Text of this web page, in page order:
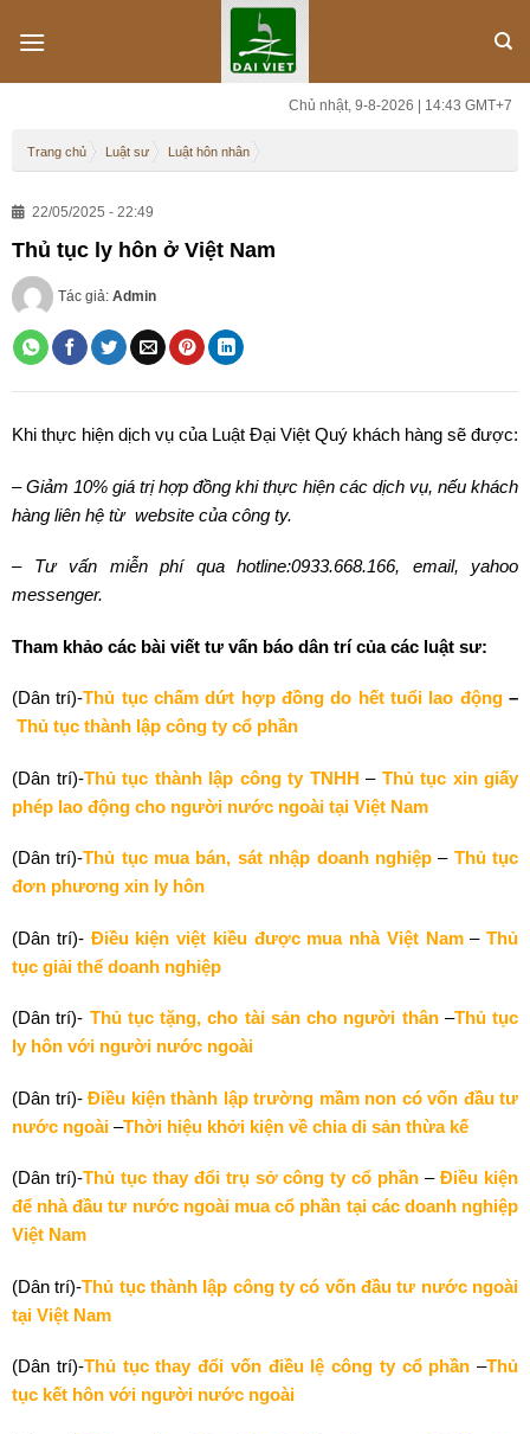
Chủ nhật, 9-8-2026 | 14:43 GMT+7
Trang chủ Luật sư Luật hôn nhân
22/05/2025 - 22:49
Thủ tục ly hôn ở Việt Nam
Tác giả: Admin
Khi thực hiện dịch vụ của Luật Đại Việt Quý khách hàng sẽ được:
– Giảm 10% giá trị hợp đồng khi thực hiện các dịch vụ, nếu khách
hàng liên hệ từ website của công ty.
– Tư vấn miễn phí qua hotline:0933.668.166, email, yahoo
messenger.
Tham khảo các bài viết tư vấn báo dân trí của các luật sư:
(Dân trí)-Thủ tục chấm dứt hợp đồng do hết tuổi lao động–
Thủ tục thành lập công ty cổ phần
(Dân trí)-Thủ tục thành lập công ty TNHH – Thủ tục xin giấy
phép lao động cho người nước ngoài tại Việt Nam
(Dân trí)-Thủ tục mua bán, sát nhập doanh nghiệp– Thủ tục
đơn phương xin ly hôn
(Dân trí)- Điều kiện việt kiều được mua nhà Việt Nam– Thủ
tục giải thể doanh nghiệp
(Dân trí)- Thủ tục tặng, cho tài sản cho người thân–Thủ tục
ly hôn với người nước ngoài
(Dân trí)- Điều kiện thành lập trường mầm non có vốn đầu tư
nước ngoài –Thời hiệu khởi kiện về chia di sản thừa kế
(Dân trí)-Thủ tục thay đổi trụ sở công ty cổ phần –Điều kiện
để nhà đầu tư nước ngoài mua cổ phần tại các doanh nghiệp
Việt Nam
(Dân trí)-Thủ tục thành lập công ty có vốn đầu tư nước ngoài
tại Việt Nam
(Dân trí)-Thủ tục thay đổi vốn điều lệ công ty cổ phần –Thủ
tục kết hôn với người nước ngoài